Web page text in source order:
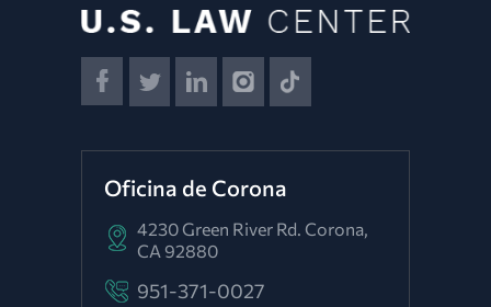
Oficina de Corona
4230 Green River Rd. Corona,
CA 92880
951-371-0027